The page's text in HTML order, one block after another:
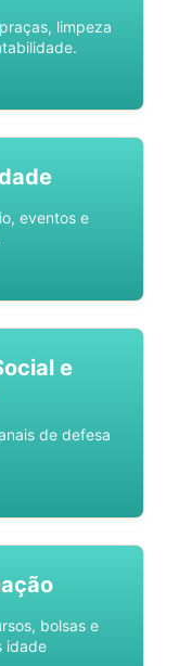
limpeza
eventos e
e
de defesa
bolsas e
idade